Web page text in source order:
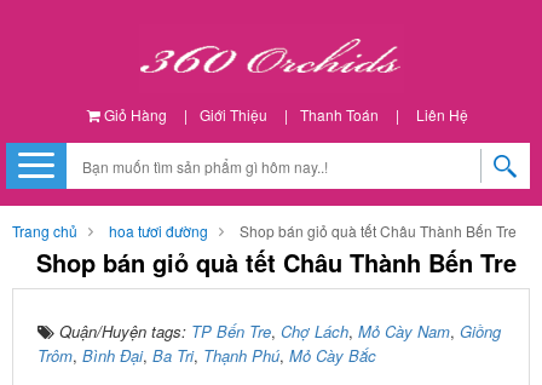
Giỏ Hàng | Giới Thiệu | Thanh Toán | Liên Hệ
Trang chủ hoa tươi đường Shop bán giỏ quà tết Châu Thành Bến Tre
Shop bán giỏ quà tết Châu Thành Bến Tre
Quận/Huyện tags: TP Bến Tre, Chợ Lách, Mỏ Cày Nam, Giồng
Trôm, Bình Đại, Ba Tri, Thạnh Phú, Mỏ Cày Bắc